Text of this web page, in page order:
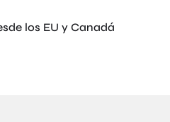
los EU y Canadá